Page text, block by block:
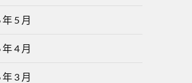
5 月
4 月
3 月